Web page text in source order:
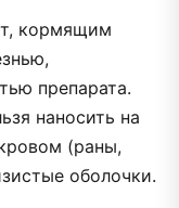
кормящим
препарата.
наносить на
(раны,
оболочки.